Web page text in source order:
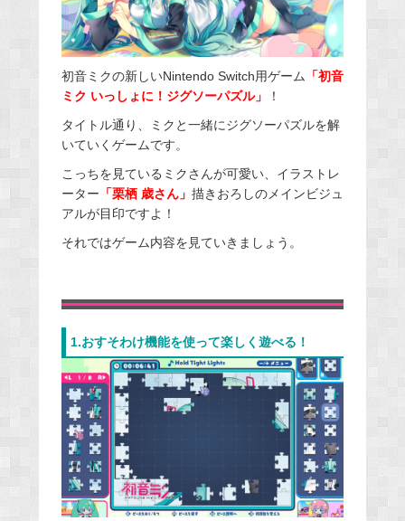
初音ミクの新しいNintendo Switch用ゲーム 「初音
ミク いっしょに！ジグソーパズル」
！
タイトル通り、ミクと一緒にジグソーパズルを解
いていくゲームです。
こっちを見ているミクさんが可愛い、イラストレ
ーター 「栗栖 歳さん」 描きおろしのメインビジュ
アルが目印ですよ！
それではゲーム内容を見ていきましょう。
1.おすそわけ機能を使って楽しく遊べる！